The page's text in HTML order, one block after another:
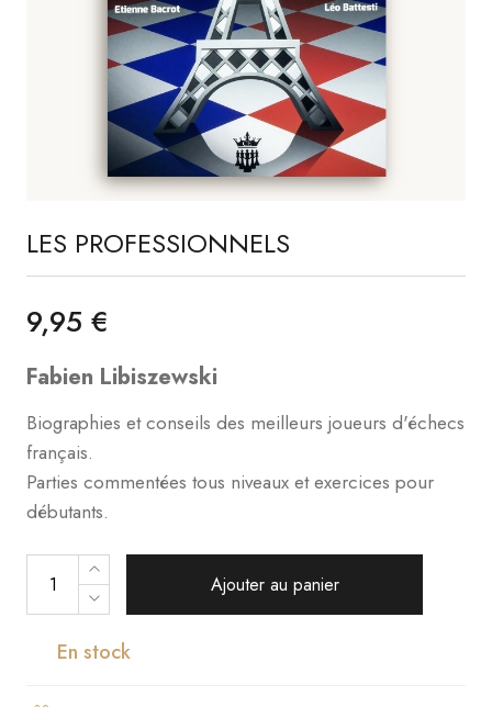
LES PROFESSIONNELS
9,95 €
Fabien Libiszewski
Biographies et conseils des meilleurs joueurs d'échecs
français.
Parties commentées tous niveaux et exercices pour
débutants.
Ajouter au panier
En stock